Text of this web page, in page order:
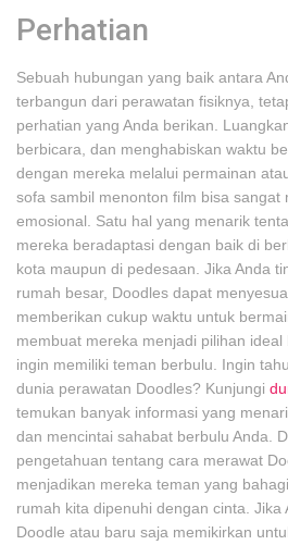
Perhatian
Sebuah hubungan yang baik antara
terbangun dari perawatan fisiknya,
perhatian yang Anda berikan.
berbicara, dan menghabiskan waktu
dengan mereka melalui permainan
sofa sambil menonton film bisa sangat
emosional. Satu hal yang menarik
mereka beradaptasi dengan baik di
kota maupun di pedesaan. Jika Anda
rumah besar, Doodles dapat
memberikan cukup waktu untuk
membuat mereka menjadi pilihan
ingin memiliki teman berbulu. Ingin
dunia perawatan Doodles? Kunjungi
temukan banyak informasi yang
dan mencintai sahabat berbulu Anda.
pengetahuan tentang cara merawat
menjadikan mereka teman yang
rumah kita dipenuhi dengan cinta.
Doodle atau baru saja memikirkan